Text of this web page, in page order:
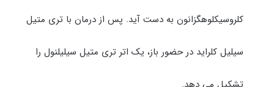
کلروسیکلوهگزانون به دست آید. پس از درمان با تری متیل
سیلیل کلراید در حضور باز، یک اتر تری متیل سیلیلنول را